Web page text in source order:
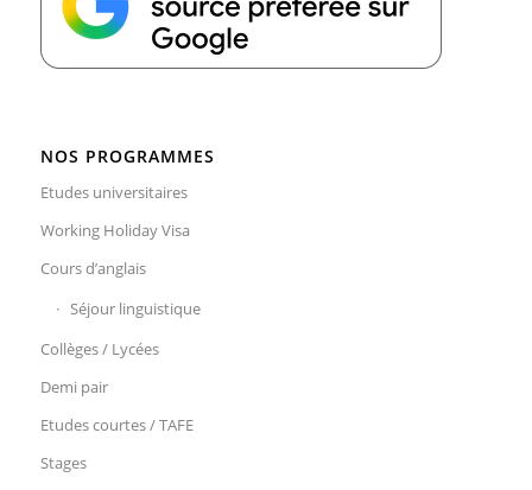
NOS PROGRAMMES
Etudes universitaires
Working Holiday Visa
Cours d’anglais
Séjour linguistique
Collèges / Lycées
Demi pair
Etudes courtes / TAFE
Stages